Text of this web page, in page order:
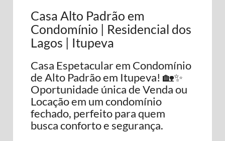
Casa Alto Padrão em
Condomínio | Residencial dos
Lagos | Itupeva
Casa Espetacular em Condomínio
de Alto Padrão em Itupeva! 🏡✨
Oportunidade única de Venda ou
Locação em um condomínio
fechado, perfeito para quem
busca conforto e segurança.